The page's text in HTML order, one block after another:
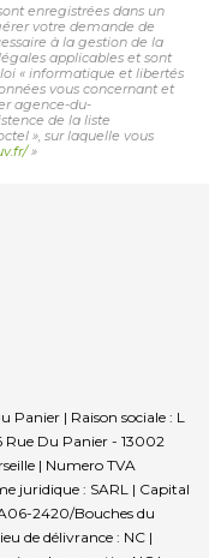
enregistrées dans un
votre demande de
à la gestion de la
applicables et sont
« informatique et libertés
vous concernant et
agence-du-
de la liste
», sur laquelle vous
»
| Raison sociale : L
Rue Du Panier - 13002
| Numero TVA
juridique : SARL | Capital
2420/Bouches du
de délivrance : NC |